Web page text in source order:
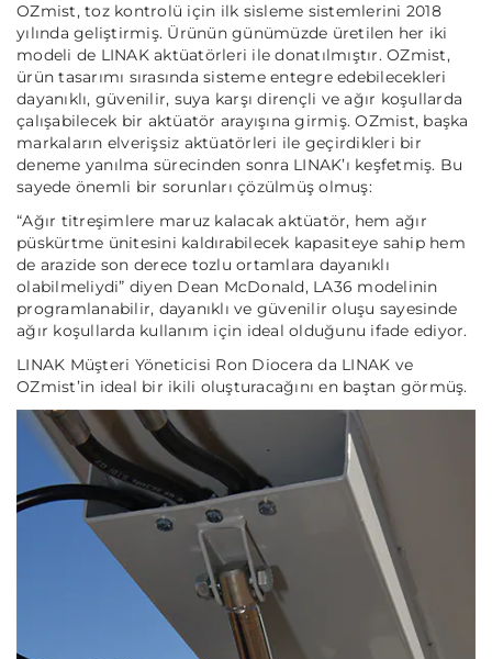
OZmist, toz kontrolü için ilk sisleme sistemlerini 2018
yılında geliştirmiş. Ürünün günümüzde üretilen her iki
modeli de LINAK aktüatörleri ile donatılmıştır. OZmist,
ürün tasarımı sırasında sisteme entegre edebilecekleri
dayanıklı, güvenilir, suya karşı dirençli ve ağır koşullarda
çalışabilecek bir aktüatör arayışına girmiş. OZmist, başka
markaların elverişsiz aktüatörleri ile geçirdikleri bir
deneme yanılma sürecinden sonra LINAK’ı keşfetmiş. Bu
sayede önemli bir sorunları çözülmüş olmuş:
“Ağır titreşimlere maruz kalacak aktüatör, hem ağır
püskürtme ünitesini kaldırabilecek kapasiteye sahip hem
de arazide son derece tozlu ortamlara dayanıklı
olabilmeliydi” diyen Dean McDonald, LA36 modelinin
programlanabilir, dayanıklı ve güvenilir oluşu sayesinde
ağır koşullarda kullanım için ideal olduğunu ifade ediyor.
LINAK Müşteri Yöneticisi Ron Diocera da LINAK ve
OZmist’in ideal bir ikili oluşturacağını en baştan görmüş.